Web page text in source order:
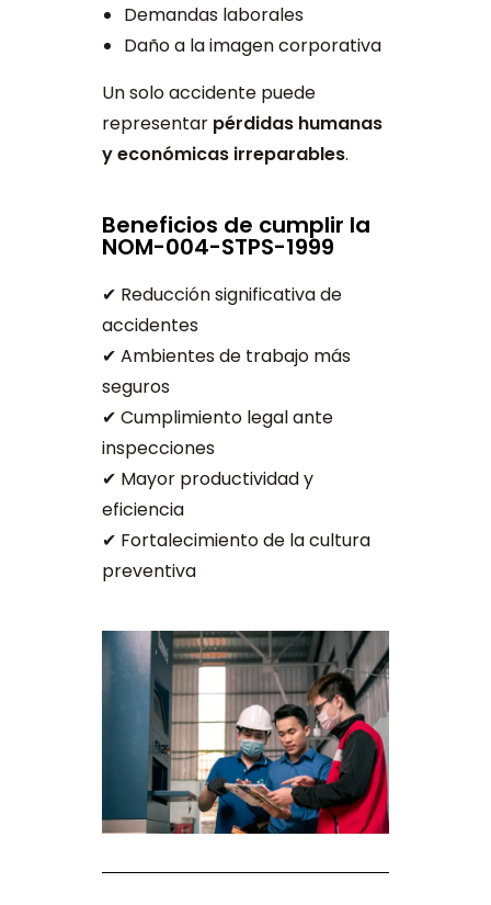
Demandas laborales
Daño a la imagen corporativa
Un solo accidente puede
representar pérdidas humanas
y económicas irreparables.
Beneficios de cumplir la
NOM-004-STPS-1999
✔ Reducción significativa de
accidentes
✔ Ambientes de trabajo más
seguros
✔ Cumplimiento legal ante
inspecciones
✔ Mayor productividad y
eficiencia
✔ Fortalecimiento de la cultura
preventiva